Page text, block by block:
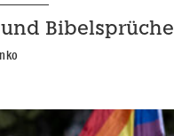
Bibelsprüche